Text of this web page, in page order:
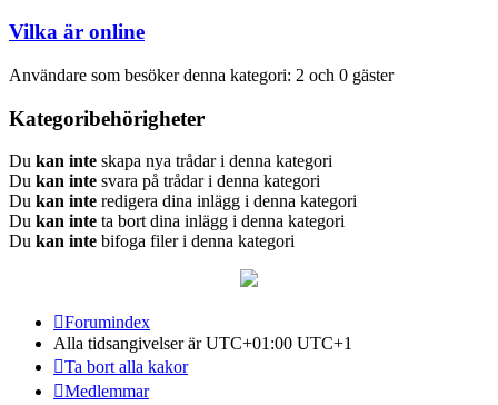
Vilka är online
Användare som besöker denna kategori: 2 och 0 gäster
Kategoribehörigheter
Du kan inte skapa nya trådar i denna kategori
Du kan inte svara på trådar i denna kategori
Du kan inte redigera dina inlägg i denna kategori
Du kan inte ta bort dina inlägg i denna kategori
Du kan inte bifoga filer i denna kategori
Forumindex
Alla tidsangivelser är UTC+01:00 UTC+1
Ta bort alla kakor
Medlemmar